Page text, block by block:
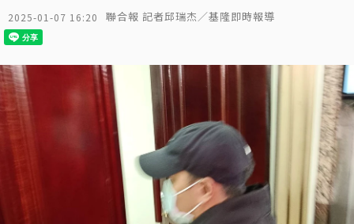
2025-01-07 16:20 聯合報 記者邱瑞杰／基隆即時報導